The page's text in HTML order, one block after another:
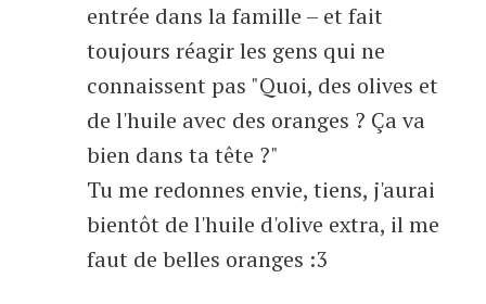
entrée dans la famille – et fait
toujours réagir les gens qui ne
connaissent pas "Quoi, des olives et
de l'huile avec des oranges ? Ça va
bien dans ta tête ?"
Tu me redonnes envie, tiens, j'aurai
bientôt de l'huile d'olive extra, il me
faut de belles oranges :3